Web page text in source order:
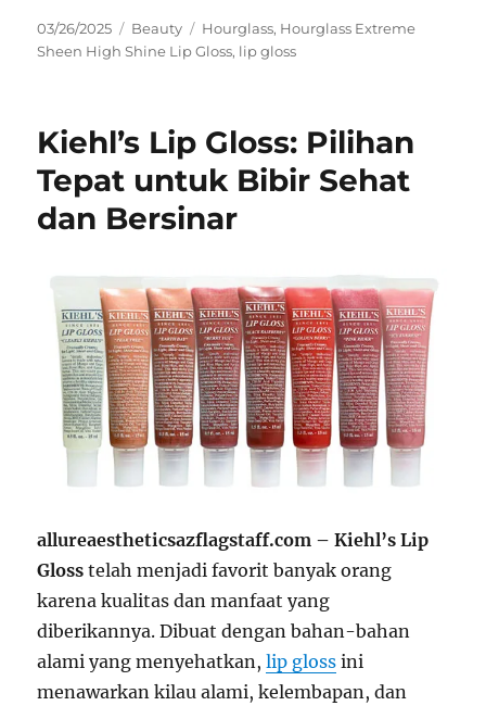
Posted
on
03/26/2025 Categories
Beauty Tags
Hourglass, Hourglass Extreme
Sheen High Shine Lip Gloss, lip gloss
Kiehl’s Lip Gloss: Pilihan
Tepat untuk Bibir Sehat
dan Bersinar
allureaestheticsazflagstaff.com – Kiehl’s Lip
Gloss telah menjadi favorit banyak orang
karena kualitas dan manfaat yang
diberikannya. Dibuat dengan bahan-bahan
alami yang menyehatkan,lip gloss ini
menawarkan kilau alami, kelembapan, dan